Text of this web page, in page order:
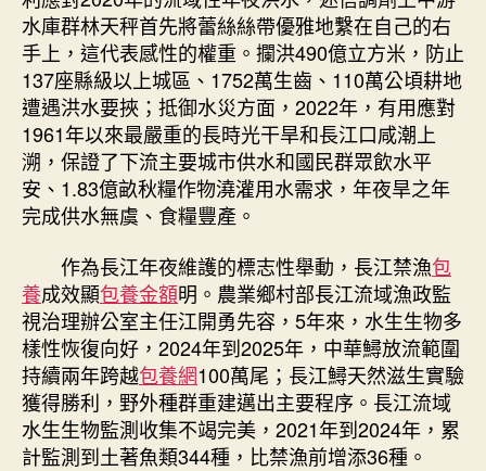
水庫群林天秤首先將蕾絲絲帶優雅地繫在自己的右
手上，這代表感性的權重。攔洪490億立方米，防止
137座縣級以上城區、1752萬生齒、110萬公頃耕地
遭遇洪水要挾；抵御水災方面，2022年，有用應對
1961年以來最嚴重的長時光干旱和長江口咸潮上
溯，保證了下流主要城市供水和國民群眾飲水平
安、1.83億畝秋糧作物澆灌用水需求，年夜旱之年
完成供水無虞、食糧豐產。
作為長江年夜維護的標志性舉動，長江禁漁包
養成效顯包養金額明。農業鄉村部長江流域漁政監
視治理辦公室主任江開勇先容，5年來，水生生物多
樣性恢復向好，2024年到2025年，中華鱘放流範圍
持續兩年跨越包養網100萬尾；長江鱘天然滋生實驗
獲得勝利，野外種群重建邁出主要程序。長江流域
水生生物監測收集不竭完美，2021年到2024年，累
計監測到土著魚類344種，比禁漁前增添36種。